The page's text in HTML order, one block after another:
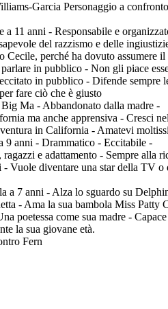
Garcia Personaggio a
a 11 anni - Responsabile e
del razzismo e delle
Cecile, perché ha dovuto assumere
in pubblico - Non gli piace
in pubblico - Difende sempre
fare ciò che è giusto
Ma - Abbandonato dalla madre -
ma anche apprensiva - Cresci
in California - Amatevi
9 anni - Drammatico - Eccitabile -
e adattamento - Sempre alla
- Vuole diventare una star della TV o
a 7 anni - Alza lo sguardo su
- Ama la sua bambola Miss Patty
poetessa come sua madre -
la sua giovane età.
Fern